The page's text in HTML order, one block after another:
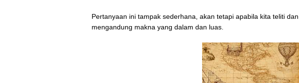
Pertanyaan ini tampak sederhana, akan tetapi apabila kita teliti
mengandung makna yang dalam dan luas.